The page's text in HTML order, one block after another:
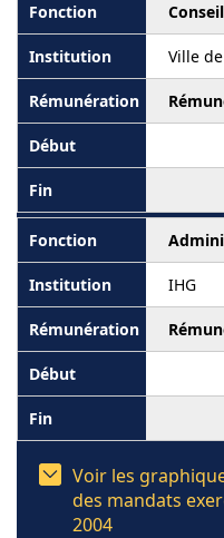
Ville
IHG
Voir les
des mandats
2004